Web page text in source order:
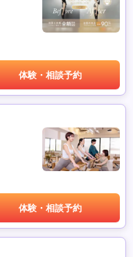
体験・相談予約
体験・相談予約